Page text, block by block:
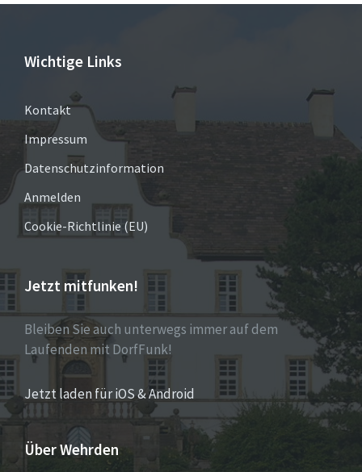
Wichtige Links
Kontakt
Impressum
Datenschutzinformation
Anmelden
Cookie-Richtlinie (EU)
Jetzt mitfunken!
Bleiben Sie auch unterwegs immer auf dem
Laufenden mit DorfFunk!
Jetzt laden für iOS & Android
Über Wehrden